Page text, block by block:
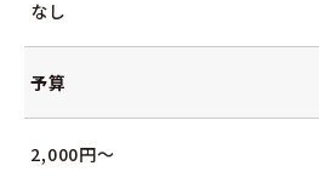
なし
予算
2,000円～